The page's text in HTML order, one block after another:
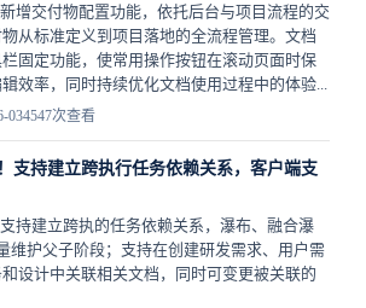
增交付物配置功能，依托后台与项目流程的交
从标准定义到项目落地的全流程管理。文档
固定功能，使常用操作按钮在滚动页面时保
效率，同时持续优化文档使用过程中的体验...
034547次查看
支持建立跨执行任务依赖关系，客户端支
持建立跨执的任务依赖关系，瀑布、融合瀑
维护父子阶段；支持在创建研发需求、用户需
设计中关联相关文档，同时可变更被关联的